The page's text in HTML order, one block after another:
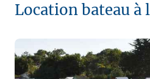
Location bateau